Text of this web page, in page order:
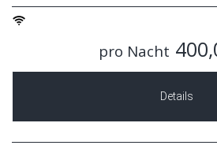
pro Nacht
Details